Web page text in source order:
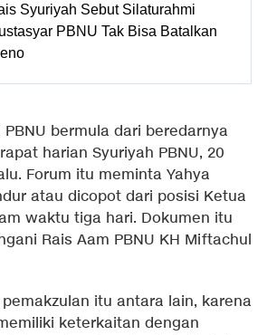
Syuriyah Sebut Silaturahmi
PBNU Tak Bisa Batalkan
bermula dari beredarnya
harian Syuriyah PBNU, 20
Forum itu meminta Yahya
atau dicopot dari posisi Ketua
waktu tiga hari. Dokumen itu
Rais Aam PBNU KH Miftachul
itu antara lain, karena
keterkaitan dengan